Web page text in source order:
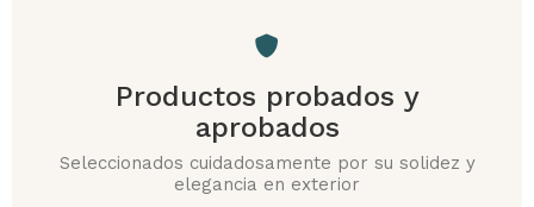
Productos probados y
aprobados
Seleccionados cuidadosamente por su solidez y
elegancia en exterior